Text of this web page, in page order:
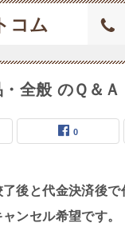
コム
全般 のＱ＆Ａ
0
後と代金決済後で
ンセル希望です。